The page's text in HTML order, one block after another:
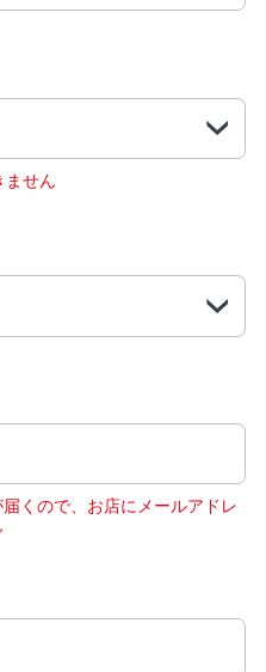
ません
くので、お店にメールアドレ